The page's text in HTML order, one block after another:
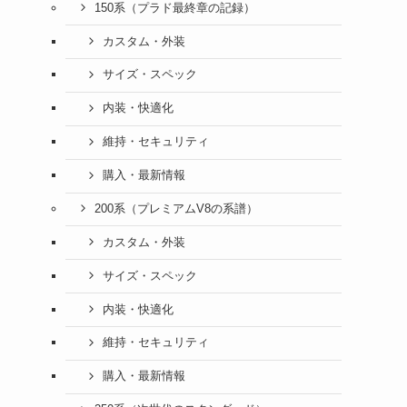
150系（プラド最終章の記録）
カスタム・外装
サイズ・スペック
内装・快適化
維持・セキュリティ
購入・最新情報
200系（プレミアムV8の系譜）
カスタム・外装
サイズ・スペック
内装・快適化
維持・セキュリティ
購入・最新情報